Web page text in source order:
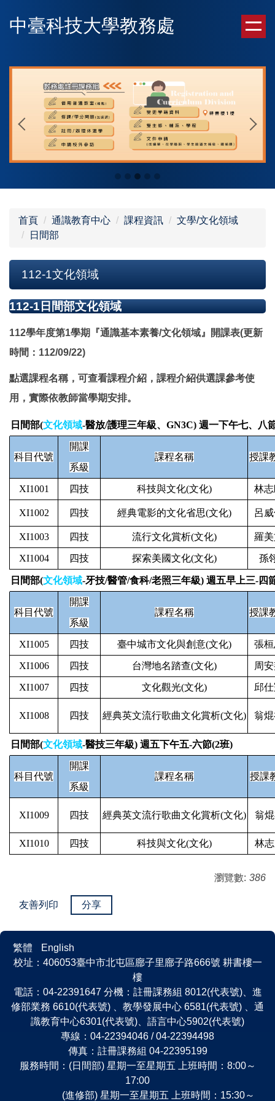
到
內
中臺科技大學教務處
首頁 通識教育中心 課程資訊
文學/文化領域
日間部
112-1文化領域
112-1日間部文化領域
112學年度第1學期『通識基本素養/文化領域』開課表(更新
時間：112/09/22)
點選課程名稱，可查看課程介紹，課程介紹供選課參考使
用，實際依教師當學期安排。
日間部(文化領域-醫放/護理三年級、GN3C) 週一下午七、八
科目代號
開課
課程名稱
授課
系級
XI1001 四技 科技與文化(文化) 林
XI1002 四技 經典電影的文化省思(文化) 呂
XI1003 四技 流行文化賞析(文化) 羅
XI1004 四技 探索美國文化(文化) 孫
日間部(文化領域-牙技/醫管/食科/老照三年級) 週五早上三-四
科目代號
開課
課程名稱
授課
系級
XI1005 四技 臺中城市文化與創意(文化) 張
XI1006 四技 台灣地名踏查(文化) 周
XI1007 四技 文化觀光(文化) 邱
XI1008 四技 經典英文流行歌曲文化賞析(文化) 翁
日間部(文化領域-醫技三年級) 週五下午五-六節(2班)
科目代號
開課
課程名稱
授課
系級
XI1009 四技 經典英文流行歌曲文化賞析(文化) 翁
XI1010 四技 科技與文化(文化) 林
瀏覽數: 386
友善列印 分享
繁體
English
校址：406053臺中市北屯區廍子里廍子路666號 耕書樓一
樓
電話：04-22391647 分機：註冊課務組 8012(代表號)、進
修部業務 6610(代表號) 、教學發展中心 6581(代表號) 、通
識教育中心6301(代表號)、語言中心5902(代表號)
專線：04-22394046 / 04-22394498
傳真：註冊課務組 04-22395199
服務時間：(日間部) 星期一至星期五 上班時間：8:00～
17:00
(進修部) 星期一至星期五 上班時間：15:30～